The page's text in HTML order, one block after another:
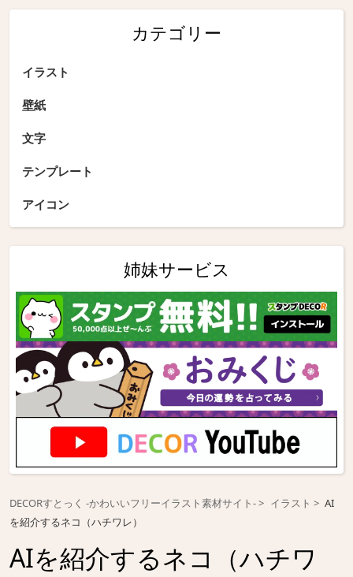
カテゴリー
イラスト
壁紙
文字
テンプレート
アイコン
姉妹サービス
DECORすとっく -かわいいフリーイラスト素材サイト- イラスト
AI
を紹介するネコ（ハチワレ）
AIを紹介するネコ（ハチワ